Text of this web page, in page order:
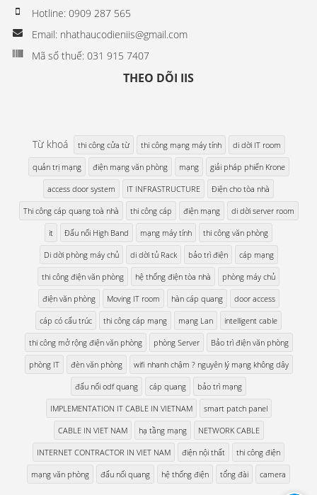
Hotline: 0909 287 565
Email: nhathaucodieniis@gmail.com
Mã số thuế: 031 915 7407
THEO DÕI IIS
Từ khoá thi công cửa từ thi công mạng máy tính di dời IT room
quản trị mạng điện mạng văn phòng mạng giải pháp phiến Krone
access door system IT INFRASTRUCTURE Điện cho tòa nhà
Thi công cáp quang toà nhà thi công cáp điện mạng di dời server room
it Đấu nối High Band mạng máy tính thi công văn phòng
Di dời phòng máy chủ di dời tủ Rack bảo trì điện cáp mạng
thi công điện văn phòng hệ thống điện tòa nhà phòng máy chủ
điện văn phòng Moving IT room hàn cáp quang door access
cáp có cấu trúc thi công cáp mạng mạng Lan intelligent cable
thi công mở rộng điện văn phòng phòng Server Bảo trì điện văn phòng
phòng IT đèn văn phòng wifi nhanh chậm ? nguyên lý mạng không dây
đấu nối odf quang cáp quang bảo trì mạng
IMPLEMENTATION IT CABLE IN VIETNAM smart patch panel
CABLE IN VIET NAM hạ tầng mạng NETWORK CABLE
INTERNET CONTRACTOR IN VIET NAM điện nội thất thi công điện
mạng văn phòng đấu nối quang hệ thống điện tổng đài camera